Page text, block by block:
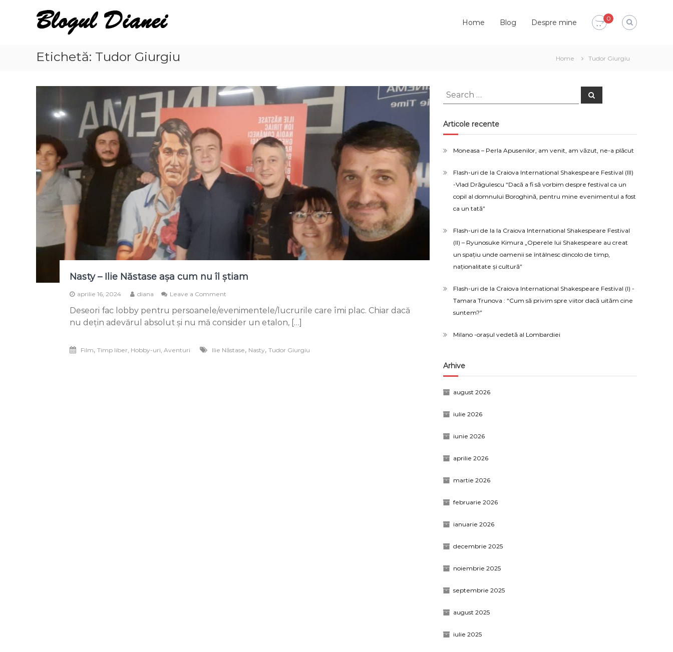
Blogul
Dianei
Blognotes
opinie,
finețuri
Home Blog Despre mine 0
Etichetă: Tudor Giurgiu Home Tudor Giurgiu
Nasty – Ilie Năstase așa cum nu îl știam
aprilie 16, 2024 diana Leave a Comment
–
Ilie
cum
Deseori fac lobby pentru persoanele/evenimentele/lucrurile care îmi plac. Chiar dacă
nu dețin adevărul absolut și nu mă consider un etalon, […]
Film,Timp liber, Hobby-uri, Aventuri Ilie Năstase, Nasty,Tudor Giurgiu
Search
for:
Search
Articole recente
Moneasa – Perla Apusenilor, am venit, am văzut, ne-a plăcut
Flash-uri de la Craiova International Shakespeare Festival (III)
-Vlad Drăgulescu “Dacă a fi să vorbim despre festival ca un
copil al domnului Boroghină, pentru mine evenimentul a fost
ca un tată”
Flash-uri de la la Craiova International Shakespeare Festival
(II) – Ryunosuke Kimura „Operele lui Shakespeare au creat
un spațiu unde oamenii se întâlnesc dincolo de timp,
naționalitate și cultură”
Flash-uri de la Craiova International Shakespeare Festival (I) -
Tamara Trunova : “Cum să privim spre viitor dacă uităm cine
suntem?”
Milano -orașul vedetă al Lombardiei
Arhive
august 2026
iulie 2026
iunie 2026
aprilie 2026
martie 2026
februarie 2026
ianuarie 2026
decembrie 2025
noiembrie 2025
septembrie 2025
august 2025
iulie 2025